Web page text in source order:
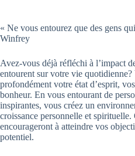
« Ne vous entourez que des gens
Winfrey
Avez-vous déjà réfléchi à l’impact
entourent sur votre vie
profondément votre état d’esprit,
bonheur. En vous entourant de
inspirantes, vous créez un
croissance personnelle et spirituelle.
encourageront à atteindre vos
potentiel.